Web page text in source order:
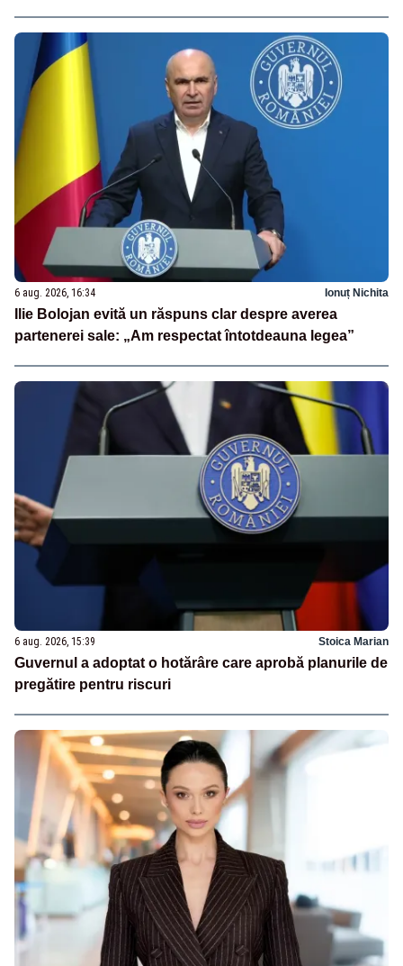
6 aug. 2026, 16:34 Ionuț Nichita
Ilie Bolojan evită un răspuns clar despre averea
partenerei sale: „Am respectat întotdeauna legea”
6 aug. 2026, 15:39 Stoica Marian
Guvernul a adoptat o hotărâre care aprobă planurile de
pregătire pentru riscuri